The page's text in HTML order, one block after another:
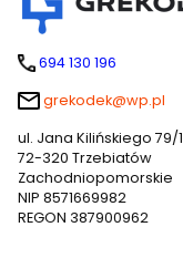
694 130 196
grekodek@wp.pl
ul. Jana Kilińskiego 79/1
72-320 Trzebiatów
Zachodniopomorskie
NIP 8571669982
REGON 387900962